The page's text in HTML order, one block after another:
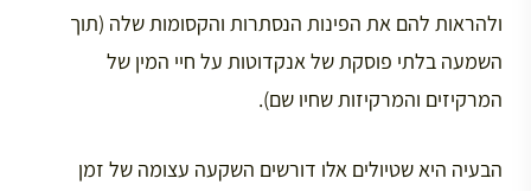
ולהראות להם את הפינות הנסתרות והקסומות שלה (תוך
השמעה בלתי פוסקת של אנקדוטות על חיי המין של
המרקיזים והמרקיזות שחיו שם).
הבעיה היא שטיולים אלו דורשים השקעה עצומה של זמן